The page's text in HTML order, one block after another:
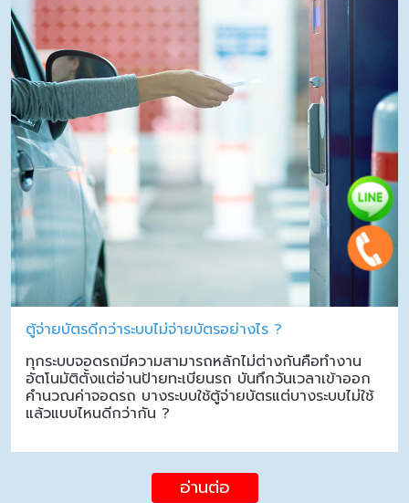
ตู้จ่ายบัตรดีกว่าระบบไม่จ่ายบัตรอย่างไร ?
ทุกระบบจอดรถมีความสามารถหลักไม่ต่างกันคือทำงาน
อัตโนมัติตั้งแต่อ่านป้ายทะเบียนรถ บันทึกวันเวลาเข้าออก
คำนวณค่าจอดรถ บางระบบใช้ตู้จ่ายบัตรแต่บางระบบไม่ใช้
แล้วแบบไหนดีกว่ากัน ?
อ่านต่อ